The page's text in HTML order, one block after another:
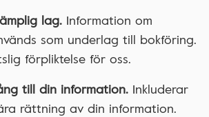
lag. Information om
som underlag till bokföring.
förpliktelse för oss.
till din information. Inkluderar
rättning av din information.